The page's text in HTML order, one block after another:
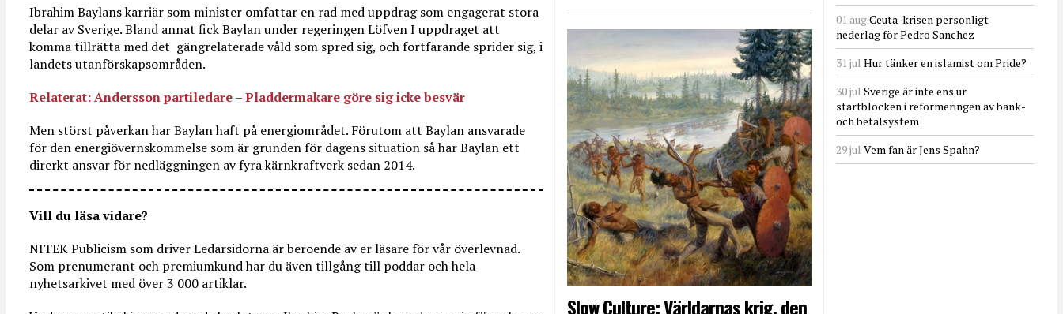
Ibrahim Baylans karriär som minister omfattar en rad med uppdrag som engagerat stora
delar av Sverige. Bland annat fick Baylan under regeringen Löfven I uppdraget att
komma tillrätta med det gängrelaterade våld som spred sig, och fortfarande sprider sig, i
landets utanförskapsområden.
Relaterat: Andersson partiledare – Pladdermakare göre sig icke besvär
Men störst påverkan har Baylan haft på energiområdet. Förutom att Baylan ansvarade
för den energiövernskommelse som är grunden för dagens situation så har Baylan ett
direrkt ansvar för nedläggningen av fyra kärnkraftverk sedan 2014.
Vill du läsa vidare?
NITEK Publicism som driver Ledarsidorna är beroende av er läsare för vår överlevnad.
Som prenumerant och premiumkund har du även tillgång till poddar och hela
nyhetsarkivet med över 3 000 artiklar.
Slow Culture: Världarnas krig, den
01 augCeuta-krisen personligt
nederlag för Pedro Sanchez
31 jul Hur tänker en islamist om Pride?
30 jul Sverige är inte ens ur
startblocken i reformeringen av bank-
och betalsystem
29 jul Vem fan är Jens Spahn?